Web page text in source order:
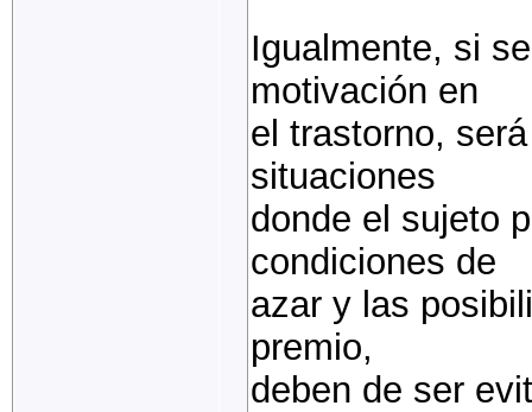
Igualmente, si
motivación en
el trastorno,
situaciones
donde el sujeto
condiciones de
azar y las
premio,
deben de ser